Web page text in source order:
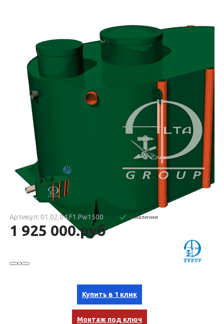
Артикул: 01.02.04.F1.Pw1500 В наличии
1 925 000.руб
Купить в 1 клик
Монтаж под ключ